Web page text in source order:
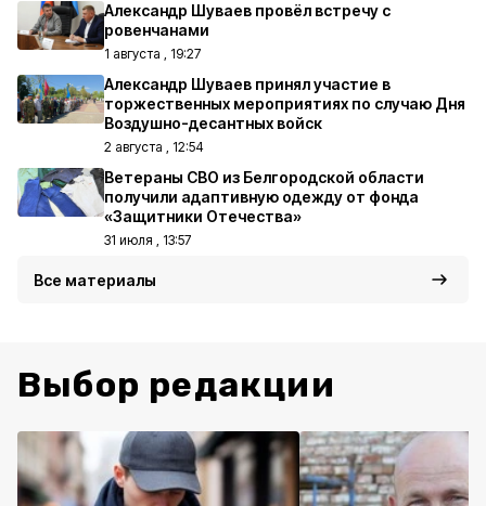
Александр Шуваев провёл встречу с
ровенчанами
1 августа , 19:27
Александр Шуваев принял участие в
торжественных мероприятиях по случаю Дня
Воздушно-десантных войск
2 августа , 12:54
Ветераны СВО из Белгородской области
получили адаптивную одежду от фонда
«Защитники Отечества»
31 июля , 13:57
Все материалы
Выбор редакции